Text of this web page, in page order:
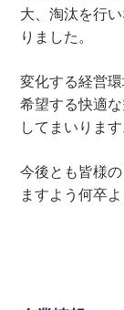
大、淘汰を行
りました。
変化する経営
希望する快適
してまいります
今後とも皆様
ますよう何卒